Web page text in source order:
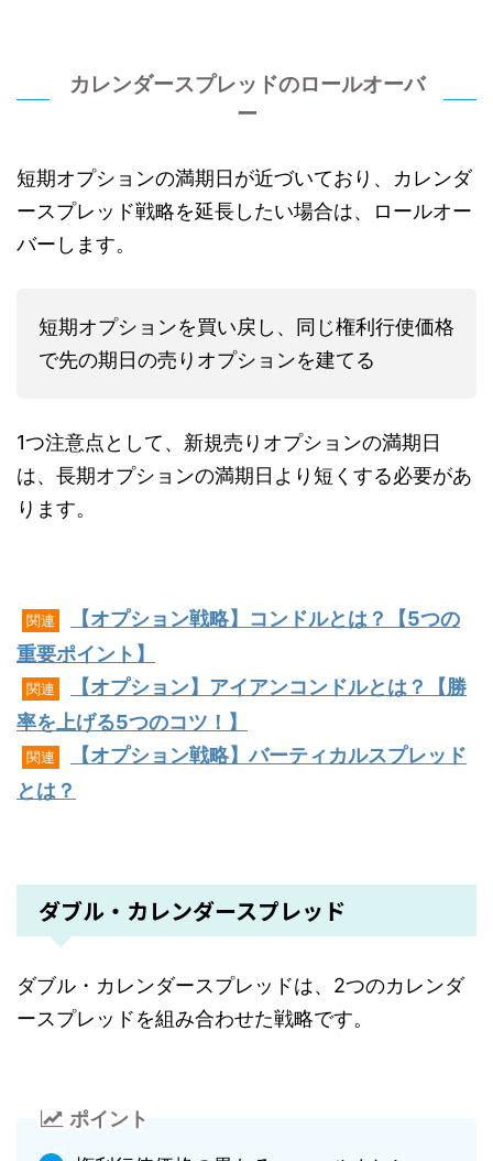
カレンダースプレッドのロールオーバ
ー
短期オプションの満期日が近づいており、カレンダ
ースプレッド戦略を延長したい場合は、ロールオー
バーします。
短期オプションを買い戻し、同じ権利行使価格
で先の期日の売りオプションを建てる
1つ注意点として、新規売りオプションの満期日
は、長期オプションの満期日より短くする必要があ
ります。
関連
【オプション戦略】コンドルとは？【5つの
重要ポイント】
関連
【オプション】アイアンコンドルとは？【勝
率を上げる5つのコツ！】
関連
【オプション戦略】バーティカルスプレッド
とは？
ダブル・カレンダースプレッド
ダブル・カレンダースプレッドは、2つのカレンダ
ースプレッドを組み合わせた戦略です。
ポイント